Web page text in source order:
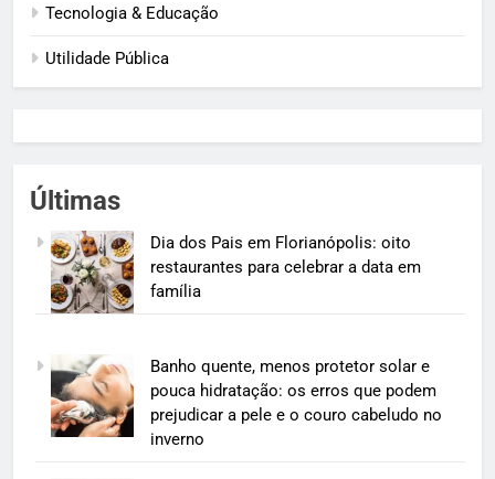
Tecnologia & Educação
Utilidade Pública
Últimas
Dia dos Pais em Florianópolis: oito
restaurantes para celebrar a data em
família
Banho quente, menos protetor solar e
pouca hidratação: os erros que podem
prejudicar a pele e o couro cabeludo no
inverno